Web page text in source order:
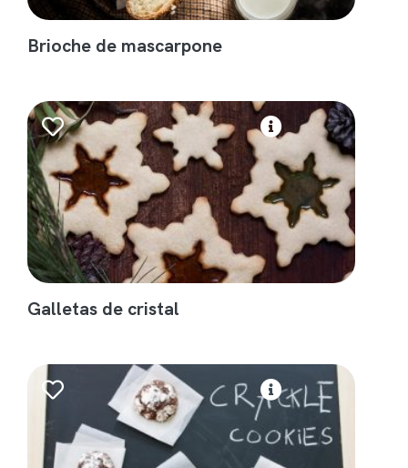
Brioche de mascarpone
Galletas de cristal